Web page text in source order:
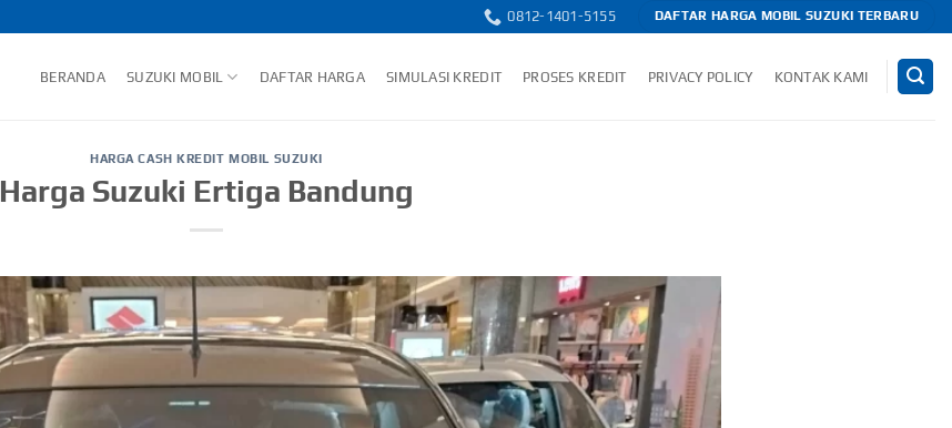
0812-1401-5155 DAFTAR HARGA MOBIL SUZUKI TERBARU
BERANDA SUZUKI MOBIL DAFTAR HARGA SIMULASI KREDIT PROSES KREDIT PRIVACY POLICY KONTAK KAMI
HARGA CASH KREDIT MOBIL SUZUKI
Harga Suzuki Ertiga Bandung